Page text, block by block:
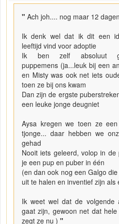
" Ach joh.... nog maar 12 dagen
Ik denk wel dat ik dit een
leeftijd vind voor adoptie
Ik ben zelf absoluut
puppemens (ja...leuk bij een
en Misty was ook net iets
toen ze bij ons kwam
Dan zijn de ergste
een leuke jonge deugniet
Aysa kregen we toen ze
tjonge... daar hebben we
gehad
Nooit iets geleerd, volop in
je een pup en puber in één
(en dan ook nog een Galgo
uit te halen en inventief zijn als
Ik weet wel dat de volgende
gaat zijn, gewoon net dat
zegt ze nu ) "